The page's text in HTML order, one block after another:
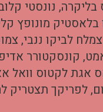
בליקרה, נונסטי
בלאסטיק מונופץ
לביקו ננבי,
קונסקטורר
אגת לקטוס וואל
לפריקך תצטריק